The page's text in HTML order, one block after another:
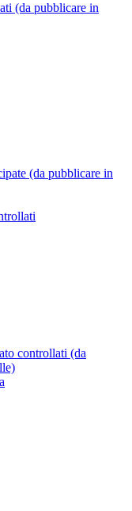
(da pubblicare in
(da pubblicare in
controllati (da